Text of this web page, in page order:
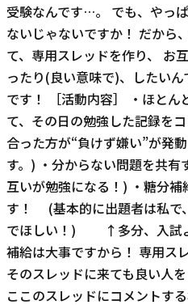
受験なんです…。 でも、やっ
ないじゃないですか！ だから
て、専用スレッドを作り、 お
ったり(良い意味で)、したい
です！ ［活動内容］ ・ほとん
て、その日の勉強した記録を
合った方が“負けず嫌い”が発
す。) ・分からない問題を共
互いが勉強になる！) ・糖分
す！ (基本的に出題者は私で
でほしい！) ↑多分、入
補給は大事ですから！ 専用ス
そのスレッドに来ても良い人
ここのスレッドにコメントす